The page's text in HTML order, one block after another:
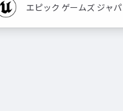
エピック ゲームズ ジャ